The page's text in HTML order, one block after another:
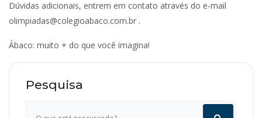
Dúvidas adicionais, entrem em contato através do e-mail
olimpiadas@colegioabaco.com.br .
Ábaco: muito + do que você imagina!
Pesquisa